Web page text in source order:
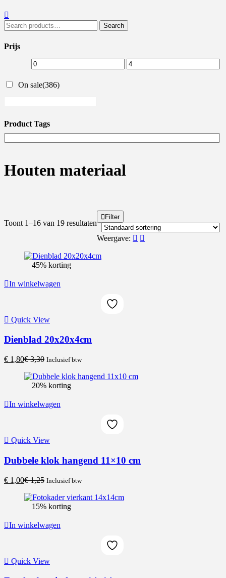
Search
for:
Search
Prijs
On sale(386)
Product Tags
Houten materiaal
Product Tags
Toont 1–16 van 19 resultaten
Filter
Weergave:
45% korting
In winkelwagen
Quick View
Dienblad 20x20x4cm
€ 1,80Current
is:
€ 1,80.
€3,30 Original
was:
€ 3,30.
Inclusief btw
20% korting
In winkelwagen
Quick View
Dubbele klok hangend 11×10 cm
€ 1,00Current
is:
€ 1,00.
€1,25 Original
was:
€ 1,25.
Inclusief btw
15% korting
In winkelwagen
Quick View